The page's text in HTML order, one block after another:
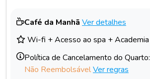
Café da Manhã Ver detalhes
Wi-fi + Acesso ao spa + Academia
Política de Cancelamento do Quarto:
Não ReembolsávelVer regras